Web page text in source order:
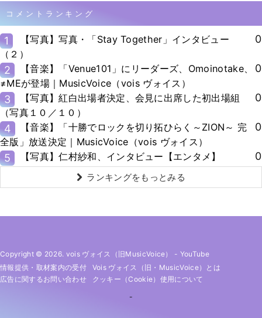
コメントランキング
1
【写真】写真・「Stay Together」インタビュー
（２）
0
2
【音楽】「Venue101」にリーダーズ、Omoinotake、
≠MEが登場｜MusicVoice（vois ヴォイス）
0
3
【写真】紅白出場者決定、会見に出席した初出場組
（写真１０／１０）
0
4
【音楽】「十勝でロックを切り拓ひらく～ZION～ 完
全版」放送決定｜MusicVoice（vois ヴォイス）
0
5 【写真】仁村紗和、インタビュー【エンタメ】 0
ランキングをもっとみる
Copyright © 2026. vois ヴォイス（旧MusicVoice） - YouTube
情報提供・取材案内の受付
Vois ヴォイス（旧・MusicVoice）とは
広告に関するお問い合わせ
クッキー（cookie）使用について
-